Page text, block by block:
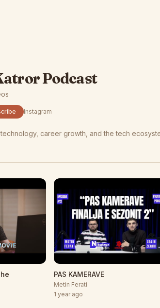
Podcast
Instagram
career growth, and the tech
PAS KAMERAVE
Metin Ferati
1 year ago